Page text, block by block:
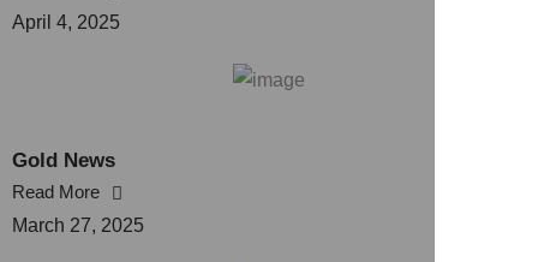
April 4, 2025
Gold News
Read More
March 27, 2025